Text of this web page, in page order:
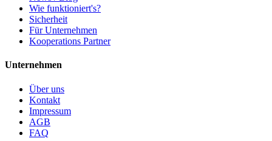
Wie funktioniert's?
Sicherheit
Für Unternehmen
Kooperations Partner
Unternehmen
Über uns
Kontakt
Impressum
AGB
FAQ